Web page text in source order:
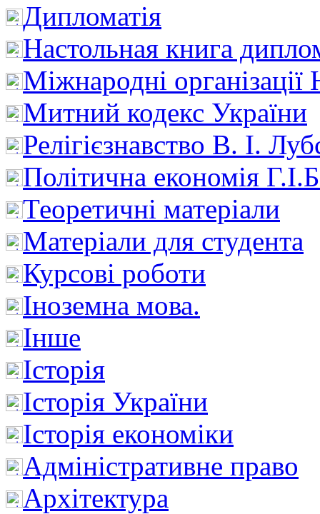
Дипломатія
Настольная книга
Міжнародні
Митний кодекс України
Релігієзнавство В. І.
Політична економія
Теоретичні матеріали
Матеріали для студента
Курсові роботи
Іноземна мова.
Інше
Історія
Історія України
Історія економіки
Адміністративне право
Архітектура